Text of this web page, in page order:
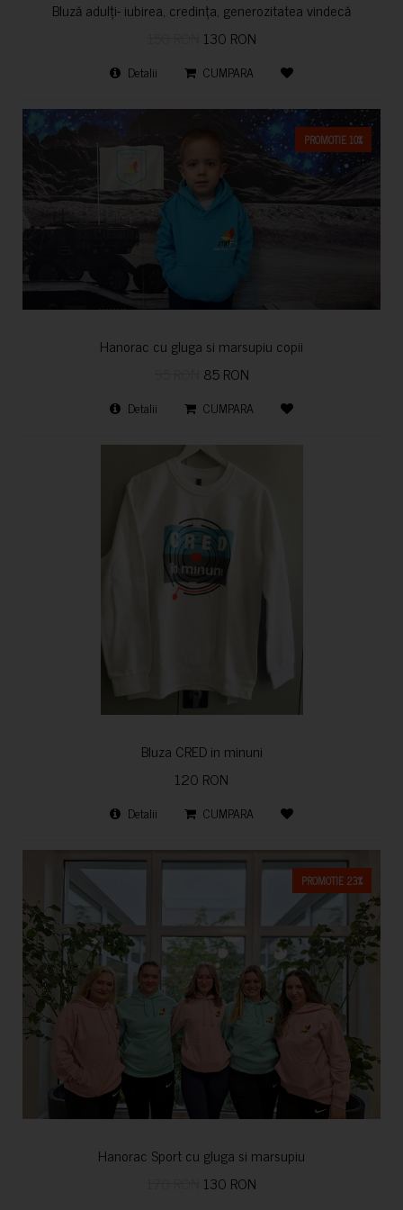
Bluză adulți- iubirea, credința, generozitatea vindecă
130 RON
Detalii CUMPARA
PROMOTIE 10%
Hanorac cu gluga si marsupiu copii
85 RON
Detalii CUMPARA
Bluza CRED in minuni
120 RON
Detalii CUMPARA
PROMOTIE 23%
Hanorac Sport cu gluga si marsupiu
130 RON